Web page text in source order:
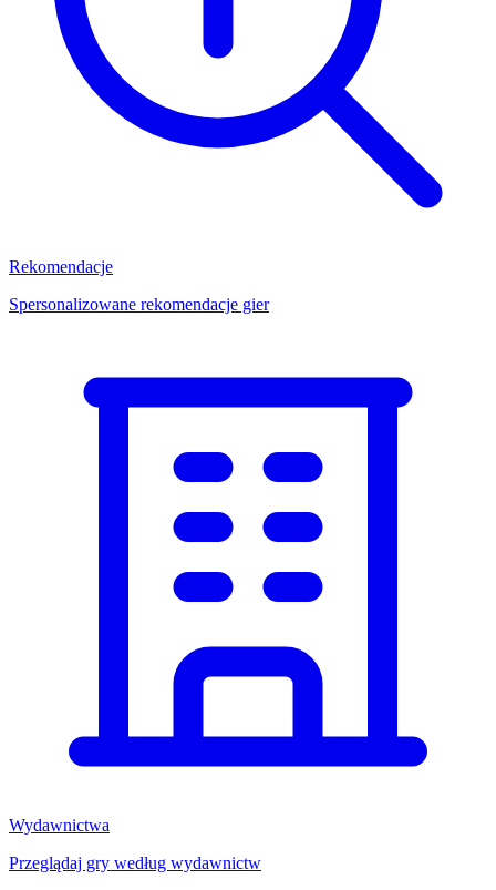
Rekomendacje
Spersonalizowane rekomendacje gier
Wydawnictwa
Przeglądaj gry według wydawnictw